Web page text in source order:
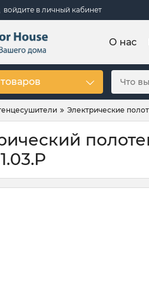
войдите в личный кабинет
О нас
Электрические